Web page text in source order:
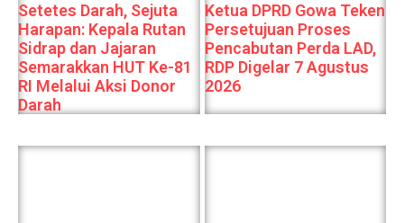
Setetes Darah, Sejuta
Harapan: Kepala Rutan
Sidrap dan Jajaran
Semarakkan HUT Ke-81
RI Melalui Aksi Donor
Darah
Ketua DPRD Gowa Teken
Persetujuan Proses
Pencabutan Perda LAD,
RDP Digelar 7 Agustus
2026